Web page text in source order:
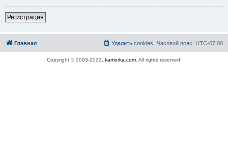
Регистрация
Главная Часовой пояс: UTC-07:00
Удалить cookies
Copyright © 2003-2022, kamorka.com. All rights reserved.